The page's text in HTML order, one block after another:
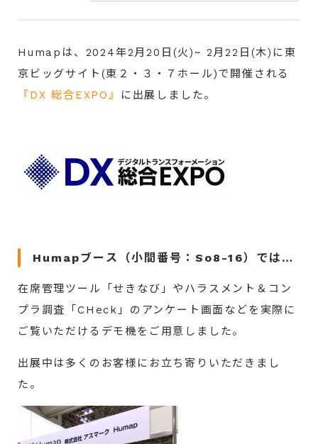
Humapは、2024年2月20日(火)~ 2月22日(木)に東
京ビッグサイト(東２・３・７ホール)で開催される
『DX 総合EXPO』
に 出展しました。
Humapブース（小間番号：So8 -16）では…
在席管理ツール「せきなび」やハラスメント＆コン
プラ調査「CHeck」のアンケート画面などを実際に
ご覧いただけるデモ機をご用意しました。
出展中は多くのお客様にお立ち寄りいただきまし
た。